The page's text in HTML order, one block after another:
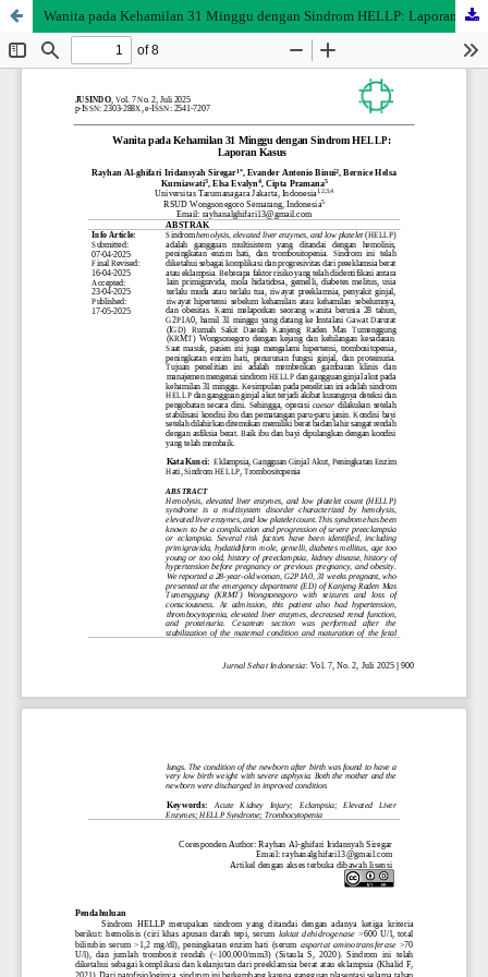
Wanita pada Kehamilan 31 Minggu dengan Sindrom HELLP: Laporan Kasus